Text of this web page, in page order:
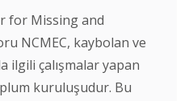
for Missing and
NCMEC, kaybolan ve
ilgili çalışmalar yapan
kuruluşudur. Bu